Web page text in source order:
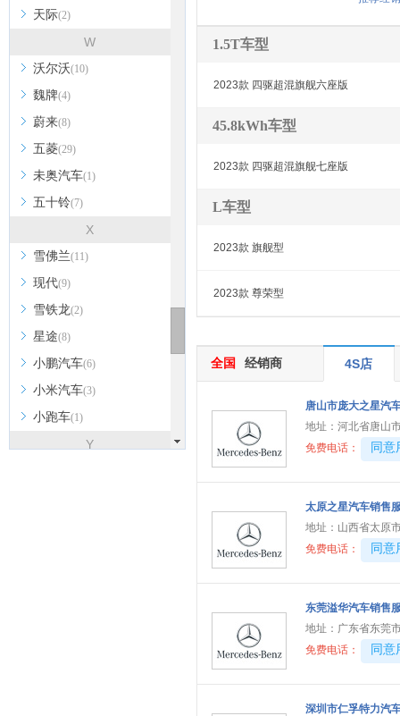
天际(2)
W
沃尔沃(10)
魏牌(4)
蔚来(8)
五菱(29)
未奥汽车(1)
五十铃(7)
X
雪佛兰(11)
现代(9)
雪铁龙(2)
星途(8)
小鹏汽车(6)
小米汽车(3)
小跑车(1)
Y
1.5T车型
2023款 四驱超混旗舰六座版
45.8kWh车型
2023款 四驱超混旗舰七座版
L车型
2023款 旗舰型
2023款 尊荣型
全国 经销商 4S店
唐山市庞大之星汽
地址： 河北省唐山
免费电话：
同
太原之星汽车销售
地址： 山西省太原
免费电话：
同
东莞溢华汽车销售
地址： 广东省东莞
免费电话：
同
深圳市仁孚特力汽